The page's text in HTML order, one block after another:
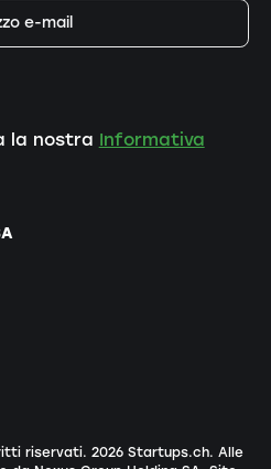
la nostra Informativa
riservati. 2026Startups.ch. Alle